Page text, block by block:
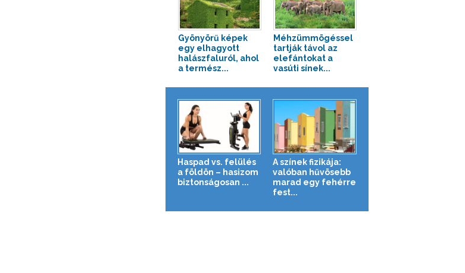
Gyönyörű képek
egy elhagyott
halászfaluról, ahol
a termész...
Méhzümmögéssel
tartják távol az
elefántokat a
vasúti sínek...
Haspad vs. felülés
a földön – hasizom
biztonságosan ...
A színek fizikája:
valóban hűvösebb
marad egy fehérre
fest...